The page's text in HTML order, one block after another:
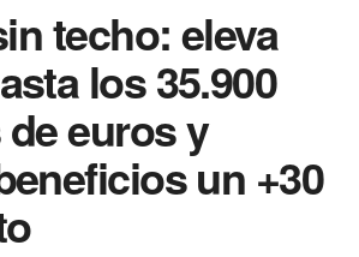
techo: eleva
los 35.900
euros y
un +30